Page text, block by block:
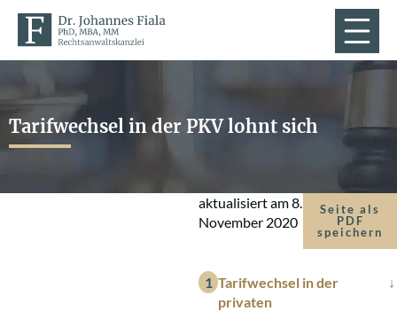
Tarifwechsel in der PKV lohnt sich
aktualisiert am8.
November 2020
Seite als
PDF
speichern
Tarifwechsel in der
privaten